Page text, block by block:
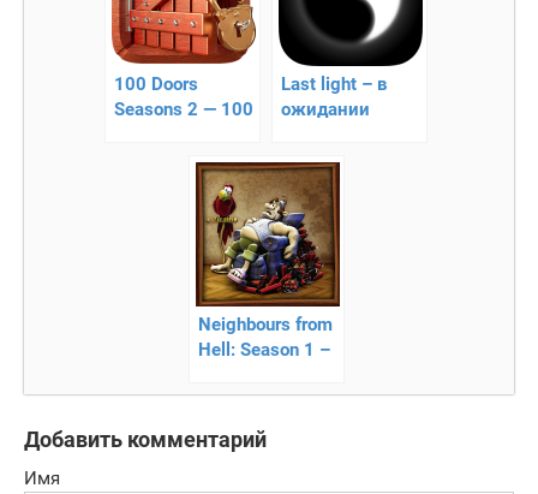
100 Doors
Seasons 2 — 100
Last light – в
ожидании
Neighbours from
Hell: Season 1 –
соседа на
Андроид
Добавить комментарий
Имя